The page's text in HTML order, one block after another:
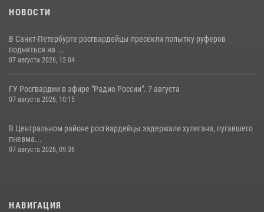
НОВОСТИ
В Санкт-Петербурге росгвардейцы пресекли попытку руферов
подняться на ...
07 августа 2026, 12:04
ГУ Росгвардии в эфире "Радио России". 7 августа
07 августа 2026, 10:15
В Центральном районе росгвардейцы задержали хулигана, пугавшего
пневма...
07 августа 2026, 09:36
НАВИГАЦИЯ